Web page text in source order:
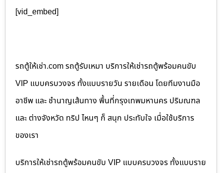
[vid_embed]
รถตู้ให้เช่า.com รถตู้รับเหมา บริการให้เช่ารถตู้พร้อมคนขับ
VIP แบบครบวงจร ทั้งแบบรายวัน รายเดือน โดยทีมงานมือ
อาชีพ และ ชำนาญเส้นทาง พื้นที่กรุงเทพมหานคร ปริมณฑล
และ ต่างจังหวัด ทริป ไหนๆ ก็ สนุก ประทับใจ เมื่อใช้บริการ
ของเรา
บริการให้เช่ารถตู้พร้อมคนขับ VIP แบบครบวงจร ทั้งแบบราย